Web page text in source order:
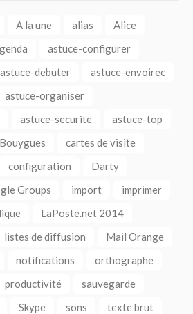
A la une alias
Alice
astuce-configurer
astuce-debuter
astuce-envoirec
astuce-organiser
astuce-securite
astuce-top
Bouygues
cartes de visite
configuration
Darty
Groups import
imprimer
LaPoste.net 2014
listes de diffusion
Mail Orange
notifications
orthographe
productivité
sauvegarde
Skype sons
texte brut